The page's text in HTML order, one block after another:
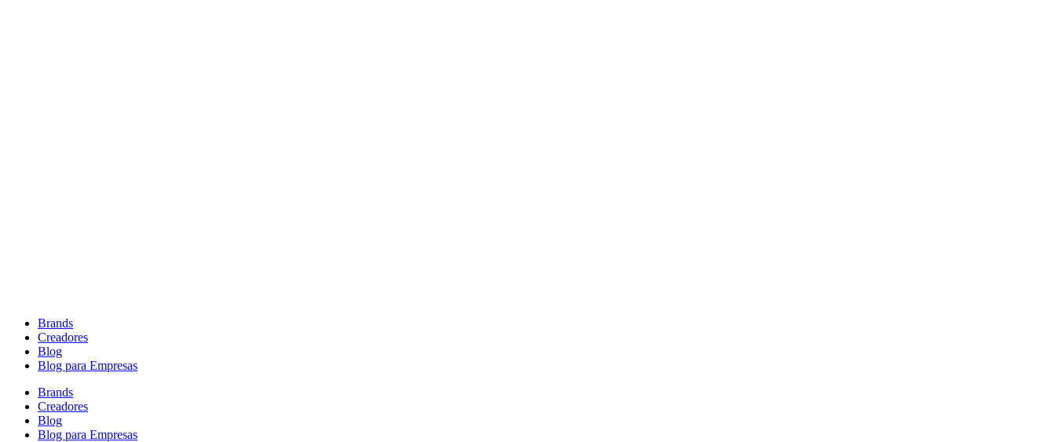
Brands
Creadores
Blog
Blog para Empresas
Brands
Creadores
Blog
Blog para Empresas